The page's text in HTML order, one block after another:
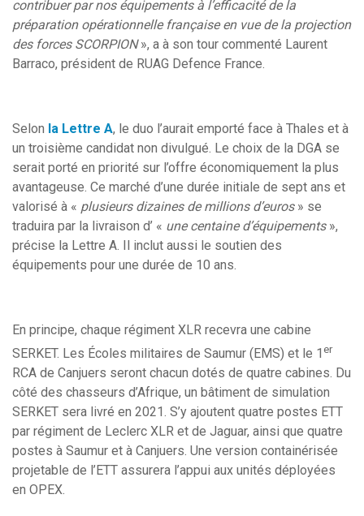
contribuer par nos équipements à l’efficacité de la
préparation opérationnelle française en vue de la projection
des forces SCORPION», a à son tour commenté Laurent
Barraco, président de RUAG Defence France.
Selon la Lettre A, le duo l’aurait emporté face à Thales et à
un troisième candidat non divulgué. Le choix de la DGA se
serait porté en priorité sur l’offre économiquement la plus
avantageuse. Ce marché d’une durée initiale de sept ans et
valorisé à « plusieurs dizaines de millions d’euros» se
traduira par la livraison d’ « une centaine d’équipements»,
précise la Lettre A. Il inclut aussi le soutien des
équipements pour une durée de 10 ans.
En principe, chaque régiment XLR recevra une cabine
SERKET. Les Écoles militaires de Saumur (EMS) et le 1 er
RCA de Canjuers seront chacun dotés de quatre cabines. Du
côté des chasseurs d’Afrique, un bâtiment de simulation
SERKET sera livré en 2021. S’y ajoutent quatre postes ETT
par régiment de Leclerc XLR et de Jaguar, ainsi que quatre
postes à Saumur et à Canjuers. Une version containérisée
projetable de l’ETT assurera l’appui aux unités déployées
en OPEX.